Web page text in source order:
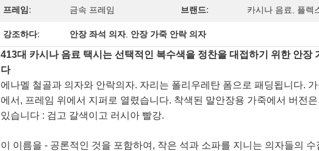
프레임: 금속 프레임 브랜드: 카시나 음료, 플렉
강조하다: 안장 좌석 의자, 안장 가죽 안락 의자
413대 카시나 음료 택시는 선택적인 복수색을 정찬을 대접하기 위한 안장
다
에나멜 철골과 의자와 안락의자. 자리는 폴리우레탄 폼으로 패딩됩니다.
에서, 프레임 위에서 지퍼로 열렸습니다. 착색된 말안장용 가죽에서 버전
있습니다 : 검고 갈색이고 러시아 빨강.
이 이름을 - 공론적인 것을 포함하여, 작은 석과 소파를 지니는 의자들의